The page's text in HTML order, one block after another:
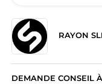
RAYON
DEMANDE CONSEIL